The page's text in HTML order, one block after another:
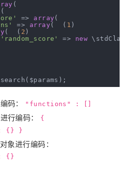
(
(
=> array (
=> array (  ( 1 )
(  ( 2 )
'random_score'
=> new
码： "functions" : []
行编码：
{
{} }
象进行编码：
{}